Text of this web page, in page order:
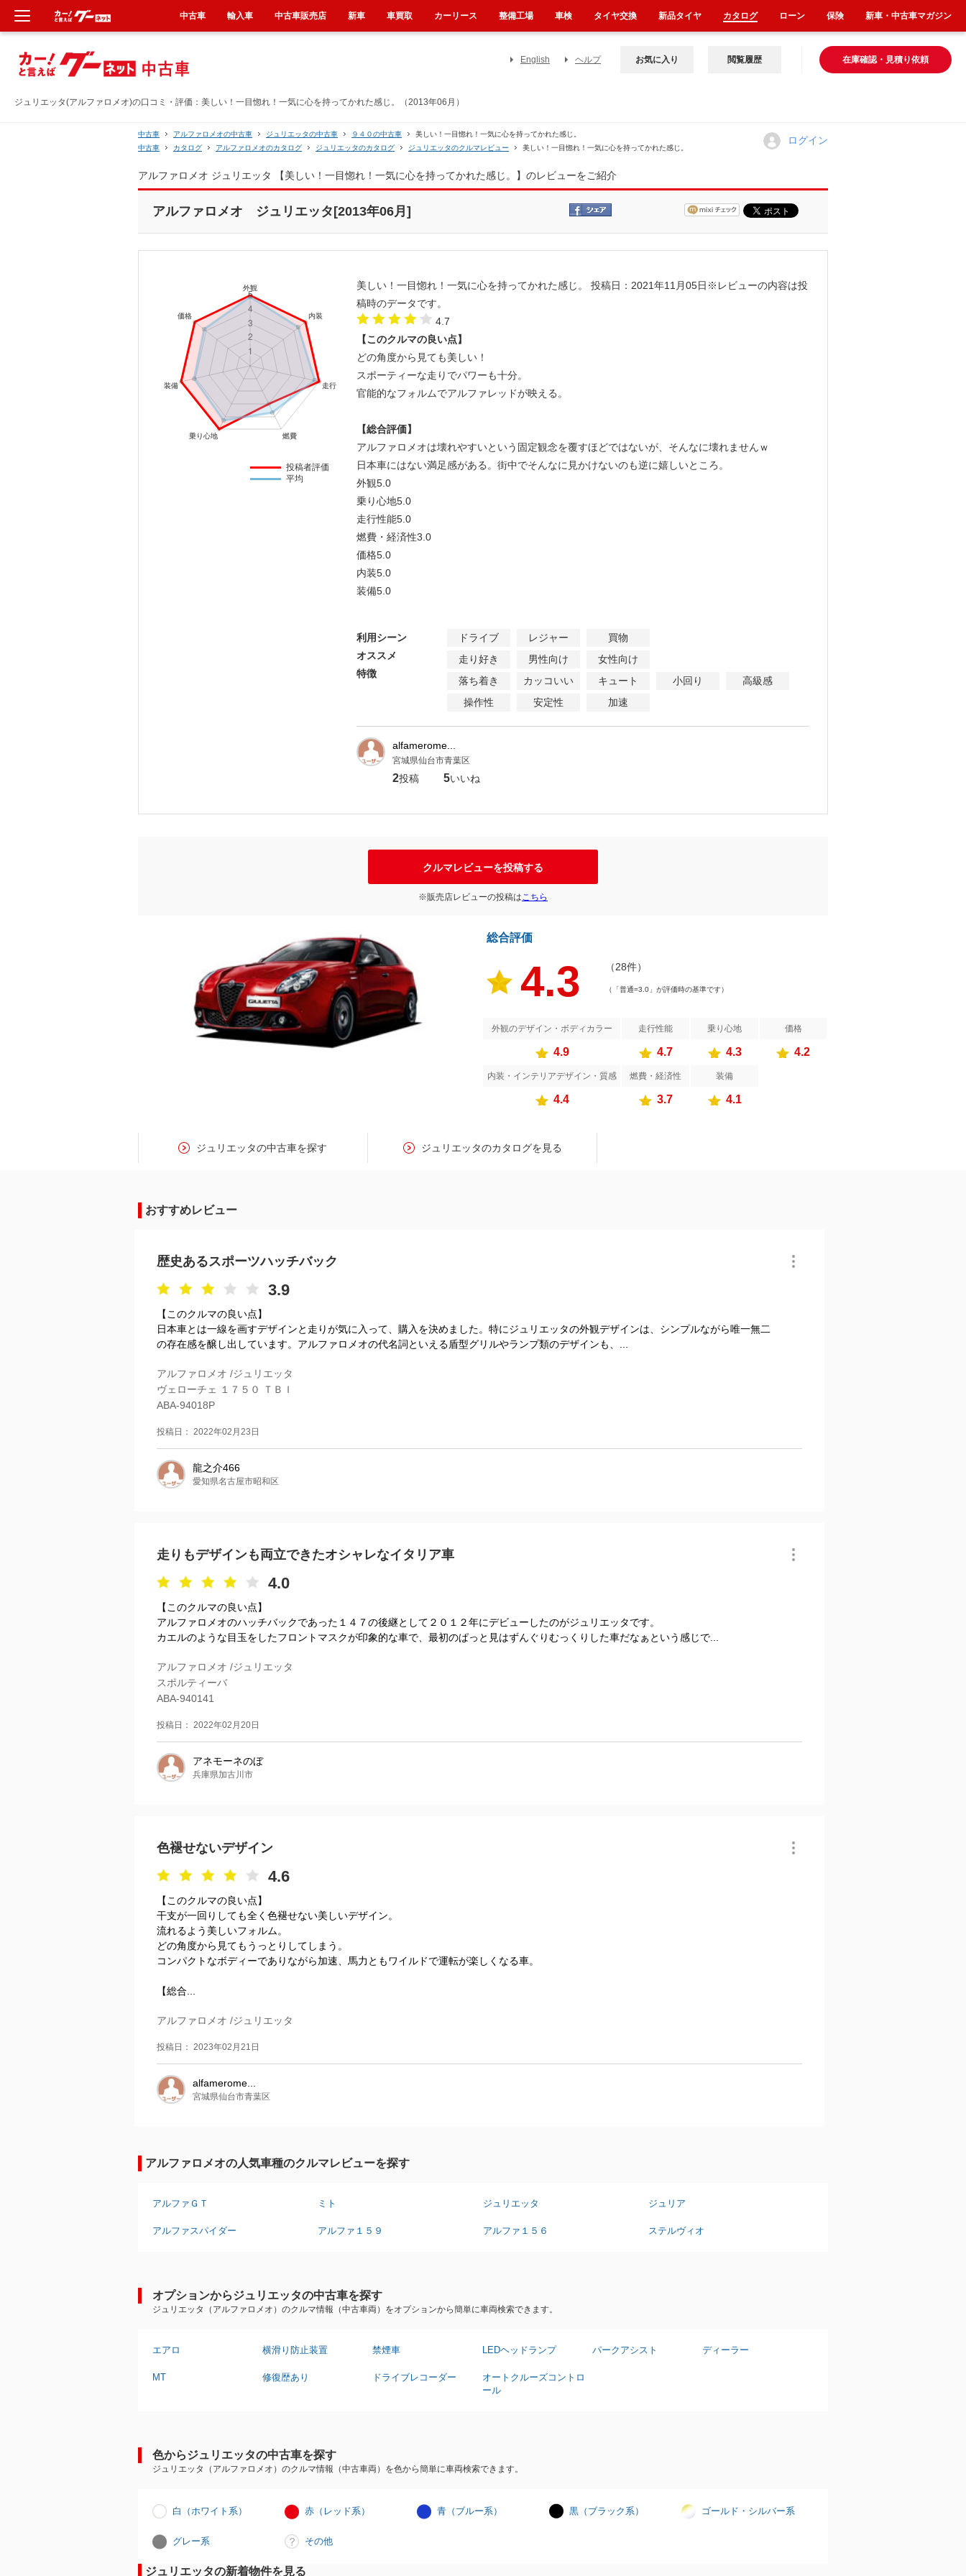
ジュリエッタ(アルファロメオ)の口コミ・評価：美しい！一目惚れ！一気に心を持ってかれた感じ。（2013年06月）
English ヘルプ 在庫確認・見積り依頼
お気に入り 閲覧履歴
中古車 アルファロメオの中古車 ジュリエッタの中古車 ９４０の中古車
美しい！一目惚れ！一気に心を持ってかれた感じ。
中古車
カタログ アルファロメオのカタログ ジュリエッタのカタログ ジュリエッタのクルマレビュー 美しい！一目惚れ！一気に心を持ってかれた感じ。
ログイン
アルファロメオ ジュリエッタ 【美しい！一目惚れ！一気に心を持ってかれた感じ。】のレビューをご紹介
アルファロメオ ジュリエッタ[2013年06月]
投稿者評価
平均
美しい！一目惚れ！一気に心を持ってかれた感じ。 投稿日：2021年11月05日 ※レビューの内容は投
稿時のデータです。
4.7
【このクルマの良い点】
どの角度から見ても美しい！
スポーティーな走りでパワーも十分。
官能的なフォルムでアルファレッドが映える。
【総合評価】
アルファロメオは壊れやすいという固定観念を覆すほどではないが、そんなに壊れませんｗ
日本車にはない満足感がある。街中でそんなに見かけないのも逆に嬉しいところ。
外観5.0
乗り心地5.0
走行性能5.0
燃費・経済性3.0
価格5.0
内装5.0
装備5.0
利用シーン ドライブ レジャー
買物
オススメ
走り好き 男性向け
女性向け
特徴
落ち着き カッコいい キュート 小回り
高級感
操作性
安定性 加速
alfamerome...
宮城県仙台市青葉区
2投稿 5いいね
クルマレビューを投稿する
※販売店レビューの投稿はこちら
総合評価
4.3 （28件）
（「普通=3.0」が評価時の基準です）
外観のデザイン・ボディカラー 走行性能 乗り心地 価格
4.9 4.7 4.3 4.2
内装・インテリアデザイン・質感 燃費・経済性 装備
4.4 3.7 4.1
ジュリエッタの中古車を探す ジュリエッタのカタログを見る
おすすめレビュー
歴史あるスポーツハッチバック
3.9
【このクルマの良い点】
日本車とは一線を画すデザインと走りが気に入って、購入を決めました。特にジュリエッタの外観デザインは、シンプルながら唯一無二
の存在感を醸し出しています。アルファロメオの代名詞といえる盾型グリルやランプ類のデザインも、...
アルファロメオ /ジュリエッタ
ヴェローチェ １７５０ ＴＢＩ
ABA-94018P
投稿日： 2022年02月23日
龍之介466
愛知県名古屋市昭和区
走りもデザインも両立できたオシャレなイタリア車
4.0
【このクルマの良い点】
アルファロメオのハッチバックであった１４７の後継として２０１２年にデビューしたのがジュリエッタです。
カエルのような目玉をしたフロントマスクが印象的な車で、最初のぱっと見はずんぐりむっくりした車だなぁという感じで...
アルファロメオ /ジュリエッタ
スポルティーバ
ABA-940141
投稿日： 2022年02月20日
アネモーネのぼ
兵庫県加古川市
色褪せないデザイン
4.6
【このクルマの良い点】
干支が一回りしても全く色褪せない美しいデザイン。
流れるよう美しいフォルム。
どの角度から見てもうっとりしてしまう。
コンパクトなボディーでありながら加速、馬力ともワイルドで運転が楽しくなる車。
【総合...
アルファロメオ /ジュリエッタ
投稿日： 2023年02月21日
alfamerome...
宮城県仙台市青葉区
アルファロメオの人気車種のクルマレビューを探す
アルファＧＴ ミト ジュリエッタ ジュリア
アルファスパイダー アルファ１５９ アルファ１５６ ステルヴィオ
オプションからジュリエッタの中古車を探す
ジュリエッタ（アルファロメオ）のクルマ情報（中古車両）をオプションから簡単に車両検索できます。
エアロ 横滑り防止装置 禁煙車 LEDヘッドランプ パークアシスト ディーラー
MT 修復歴あり ドライブレコーダー
オートクルーズコントロ
ール
色からジュリエッタの中古車を探す
ジュリエッタ（アルファロメオ）のクルマ情報（中古車両）を色から簡単に車両検索できます。
白（ホワイト系） 赤（レッド系） 青（ブルー系） 黒（ブラック系） ゴールド・シルバー系
グレー系 その他
ジュリエッタの新着物件を見る
中古車 輸入車 中古車販売店 新車 車買取 カーリース 整備工場 車検 タイヤ交換 新品タイヤ カタログ ローン 保険 新車・中古車マガジン
新車
中古車